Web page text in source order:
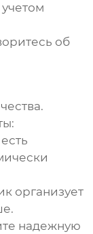
об
организует
надежную